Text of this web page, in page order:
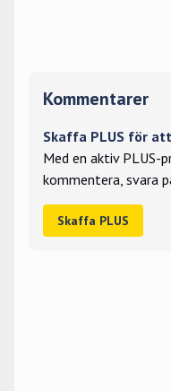
Kommentarer
Skaffa PLUS för
Med en aktiv PLUS-
kommentera, svara
Skaffa PLUS